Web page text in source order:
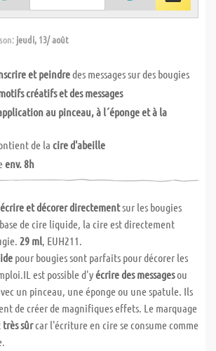
jeudi, 13/ août
et peindredes messages sur des bougies
créatifs et des messages
au pinceau, à l´éponge et à la
de la cire d'abeille
env. 8h
écrire et décorer directementsur les bougies
de cire liquide, la cire est directement
29 ml, EUH211.
pour bougies sont parfaits pour décorer les
est possible d'yécrire des messagesou
un pinceau, une éponge ou une spatule. Ils
de créer de magnifiques effets. Le marquage
très sûrcar l'écriture en cire se consume comme